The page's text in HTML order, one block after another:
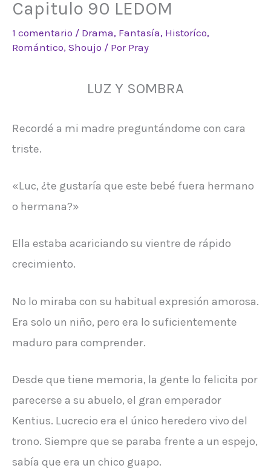
Capitulo 90 LEDOM
1 comentario / Drama, Fantasía, Historíco,
Romántico, Shoujo / Por Pray
LUZ Y SOMBRA
Recordé a mi madre preguntándome con cara
triste.
«Luc, ¿te gustaría que este bebé fuera hermano
o hermana?»
Ella estaba acariciando su vientre de rápido
crecimiento.
No lo miraba con su habitual expresión amorosa.
Era solo un niño, pero era lo suficientemente
maduro para comprender.
Desde que tiene memoria, la gente lo felicita por
parecerse a su abuelo, el gran emperador
Kentius. Lucrecio era el único heredero vivo del
trono. Siempre que se paraba frente a un espejo,
sabía que era un chico guapo.